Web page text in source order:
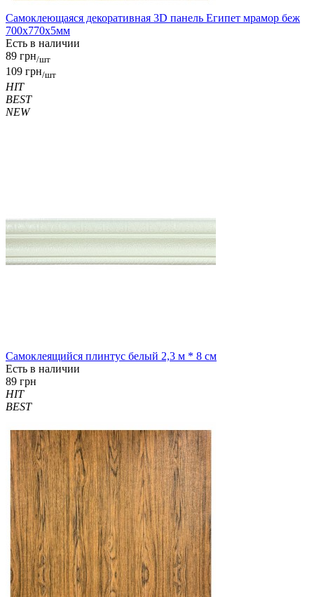
Самоклеющаяся декоративная 3D панель Египет мрамор беж
700x770x5мм
Есть в наличии
89 грн/шт
109 грн/шт
HIT
BEST
NEW
Самоклеящийся плинтус белый 2,3 м * 8 см
Есть в наличии
89 грн
HIT
BEST